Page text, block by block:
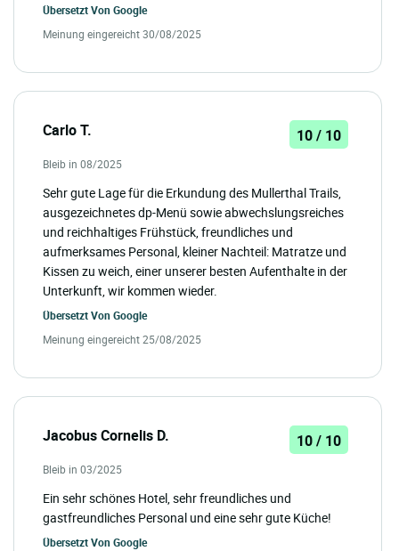
Übersetzt Von Google
Meinung eingereicht 30/08/2025
Carlo T. 10 / 10
Bleib in 08/2025
Sehr gute Lage für die Erkundung des Mullerthal Trails,
ausgezeichnetes dp-Menü sowie abwechslungsreiches
und reichhaltiges Frühstück, freundliches und
aufmerksames Personal, kleiner Nachteil: Matratze und
Kissen zu weich, einer unserer besten Aufenthalte in der
Unterkunft, wir kommen wieder.
Übersetzt Von Google
Meinung eingereicht 25/08/2025
Jacobus Cornelis D. 10 / 10
Bleib in 03/2025
Ein sehr schönes Hotel, sehr freundliches und
gastfreundliches Personal und eine sehr gute Küche!
Übersetzt Von Google